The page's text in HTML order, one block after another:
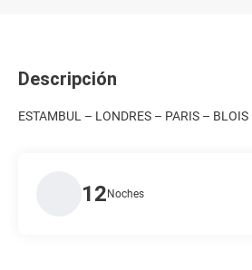
Descripción
ESTAMBUL – LONDRES – PARIS –
12Noches